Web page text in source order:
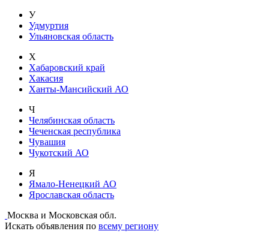
У
Удмуртия
Ульяновская область
Х
Хабаровский край
Хакасия
Ханты-Мансийский АО
Ч
Челябинская область
Чеченская республика
Чувашия
Чукотский АО
Я
Ямало-Ненецкий АО
Ярославская область
Москва и Московская обл.
Искать объявления по всему региону